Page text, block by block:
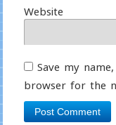
Website
Save my
browser for the